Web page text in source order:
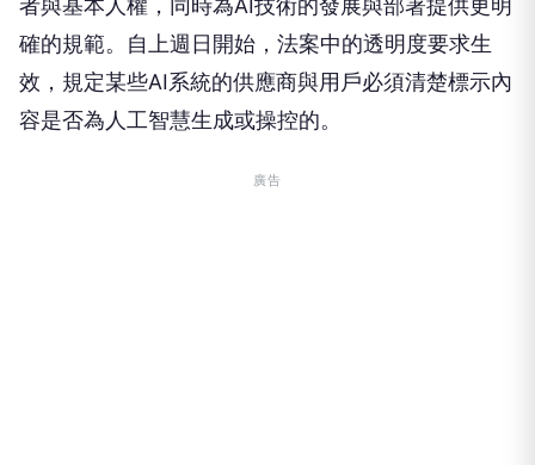
者與基本人權，同時為AI技術的發展與部署提供更明
確的規範。自上週日開始，法案中的透明度要求生
效，規定某些AI系統的供應商與用戶必須清楚標示內
容是否為人工智慧生成或操控的。
廣告